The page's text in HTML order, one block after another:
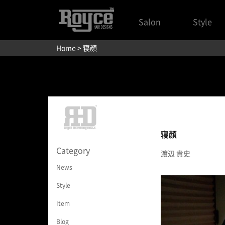
Salon Style
Home > 寝顔
Category
News
Style
Item
Blog
寝顔
渡辺 貴史